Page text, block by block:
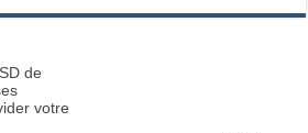
de
votre